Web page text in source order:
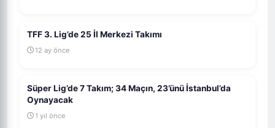
TFF 3. Lig’de 25 İl Merkezi Takımı
12 ay önce
Süper Lig’de 7 Takım; 34 Maçın, 23’ünü İstanbul’da
Oynayacak
1 yıl önce